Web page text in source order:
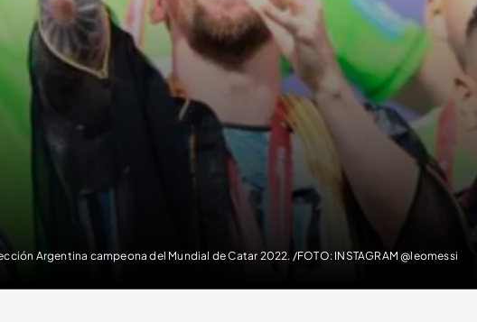
Argentina campeona del Mundial de Catar 2022. /FOTO: INSTAGRAM @leomessi